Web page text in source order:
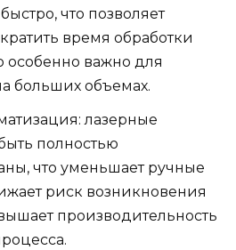
что позволяет
время обработки
особенно важно для
больших объемах.
лазерные
полностью
что уменьшает ручные
риск возникновения
производительность